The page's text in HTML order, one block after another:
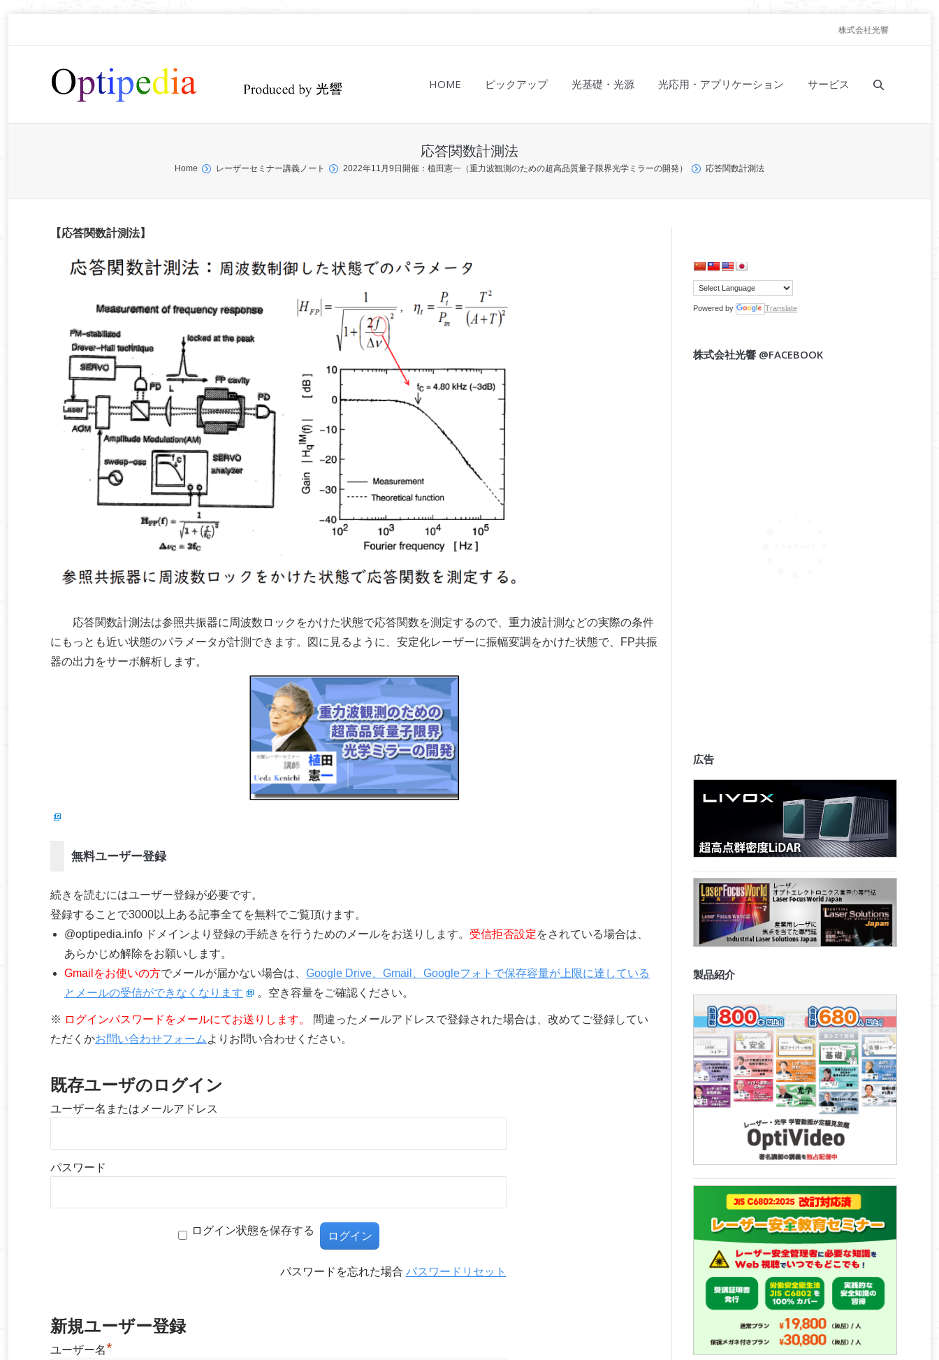
株式会社光響
HOME ピックアップ 光基礎・光源 光応用・アプリケーション サービス
応答関数計測法
Home レーザーセミナー講義ノート 2022年11月9日開催：植田憲一（重力波観測のための超高品質量子限界光学ミラーの開発） 応答関数計測法
【応答関数計測法】
応答関数計測法は参照共振器に周波数ロックをかけた状態で応答関数を測定するので、重力波計測などの実際の条件
にもっとも近い状態のパラメータが計測できます。図に見るように、安定化レーザーに振幅変調をかけた状態で、FP共振
器の出力をサーボ解析します。
無料ユーザー登録
続きを読むにはユーザー登録が必要です。
登録することで3000以上ある記事全てを無料でご覧頂けます。
@optipedia.info ドメインより登録の手続きを行うためのメールをお送りします。 受信拒否設定をされている場合は、
あらかじめ解除をお願いします。
Gmailをお使いの方でメールが届かない場合は、 Google Drive、Gmail、Googleフォトで保存容量が上限に達している
とメールの受信ができなくなります
。空き容量をご確認ください。
※ ログインパスワードをメールにてお送りします。
間違ったメールアドレスで登録された場合は、改めてご登録してい
ただくかお問い合わせフォーム よりお問い合わせください。
既存ユーザのログイン
ユーザー名またはメールアドレス
パスワード
ログイン状態を保存する
パスワードを忘れた場合 パスワードリセット
新規ユーザー登録
ユーザー名*
Powered by Translate
株式会社光響 @FACEBOOK
広告
製品紹介